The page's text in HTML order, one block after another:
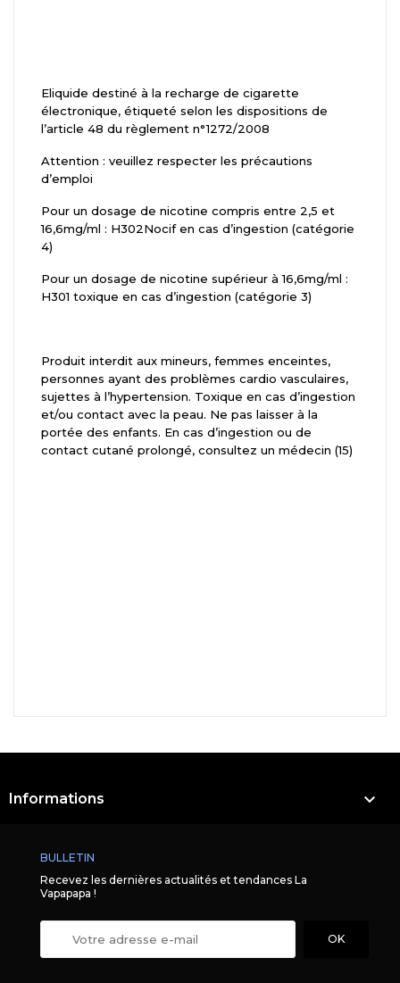
Eliquide destiné à la recharge de cigarette
électronique, étiqueté selon les dispositions de
l’article 48 du règlement n°1272/2008
Attention : veuillez respecter les précautions
d’emploi
Pour un dosage de nicotine compris entre 2,5 et
16,6mg/ml : H302Nocif en cas d’ingestion (catégorie
4)
Pour un dosage de nicotine supérieur à 16,6mg/ml :
H301 toxique en cas d’ingestion (catégorie 3)
Produit interdit aux mineurs, femmes enceintes,
personnes ayant des problèmes cardio vasculaires,
sujettes à l’hypertension. Toxique en cas d’ingestion
et/ou contact avec la peau. Ne pas laisser à la
portée des enfants. En cas d’ingestion ou de
contact cutané prolongé, consultez un médecin (15)
Informations 
BULLETIN
Recevez les dernières actualités et tendances La
Vapapapa !